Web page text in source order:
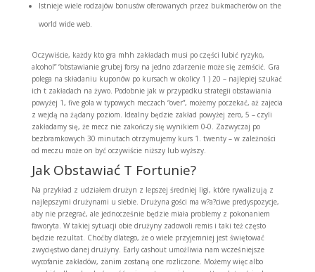
Istnieje wiele rodzajów bonusów oferowanych przez bukmacherów on the
world wide web.
Oczywiście, każdy kto gra mhh zakładach musi po części lubić ryzyko,
alcohol” “obstawianie grubej forsy na jedno zdarzenie może się zemścić. Gra
polega na składaniu kuponów po kursach w okolicy 1 ) 20 – najlepiej szukać
ich t zakładach na żywo. Podobnie jak w przypadku strategii obstawiania
powyżej 1, five gola w typowych meczach “over”, możemy poczekać, aż zajecia
z wejdą na żądany poziom. Idealny będzie zakład powyżej zero, 5 – czyli
zakładamy się, że mecz nie zakończy się wynikiem 0-0. Zazwyczaj po
bezbramkowych 30 minutach otrzymujemy kurs 1. twenty – w zależności
od meczu może on być oczywiście niższy lub wyższy.
Jak Obstawiać T Fortunie?
Na przykład z udziałem drużyn z lepszej średniej ligi, które rywalizują z
najlepszymi drużynami u siebie. Drużyna gości ma w?a?ciwe predyspozycje,
aby nie przegrać, ale jednocześnie będzie miała problemy z pokonaniem
faworyta. W takiej sytuacji obie drużyny zadowoli remis i taki też często
będzie rezultat. Choćby dlatego, że o wiele przyjemniej jest świętować
zwycięstwo danej drużyny. Early cashout umożliwia nam wcześniejsze
wycofanie zakładów, zanim zostaną one rozliczone. Możemy więc albo